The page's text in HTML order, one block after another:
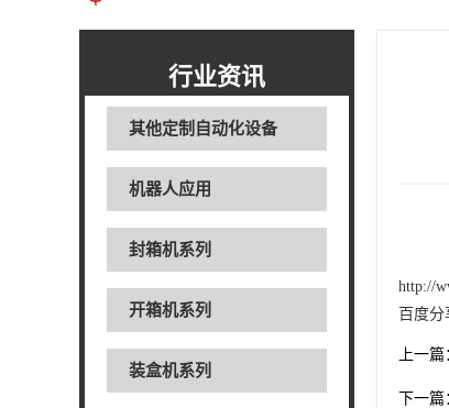
行业资讯
其他定制自动化设备
机器人应用
封箱机系列
开箱机系列
装盒机系列
http://
百度分
上一篇
下一篇